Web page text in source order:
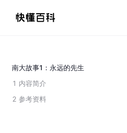
南大故事1：永远的先生
1 内容简介
2 参考资料